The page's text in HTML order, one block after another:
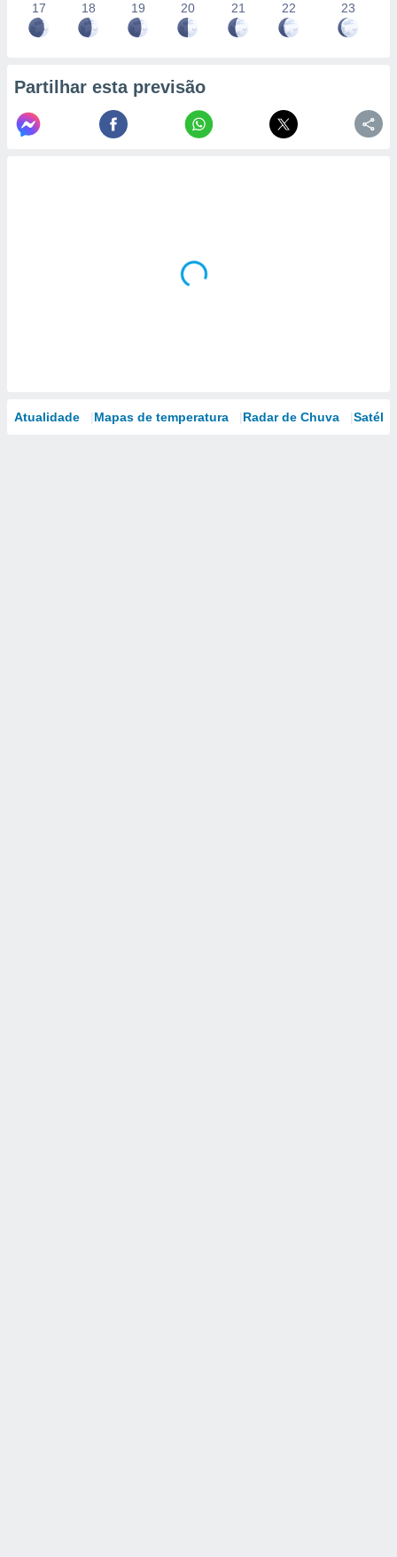
17 18 19 20 21 22 23
Partilhar esta previsão
Atualidade Mapas de temperatura Radar de Chuva